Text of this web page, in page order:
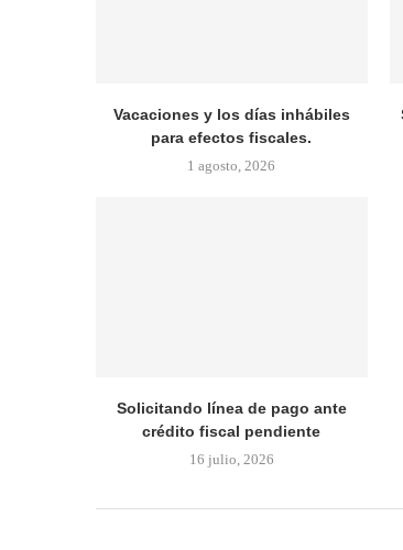
Vacaciones y los días inhábiles
para efectos fiscales.
1 agosto, 2026
Solicitando línea de pago ante
crédito fiscal pendiente
16 julio, 2026